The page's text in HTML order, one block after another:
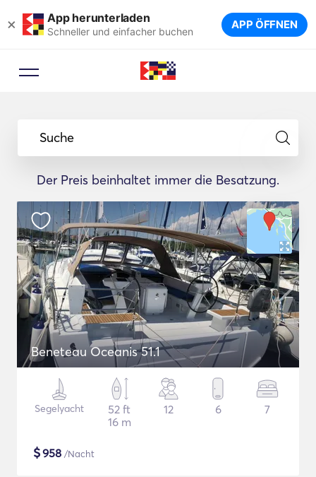
× App herunterladen
Schneller und einfacher buchen APP ÖFFNEN
Suche
Der Preis beinhaltet immer die Besatzung.
Beneteau Oceanis 51.1
Segelyacht
52 ft
16 m
12 6 7
$958 /Nacht